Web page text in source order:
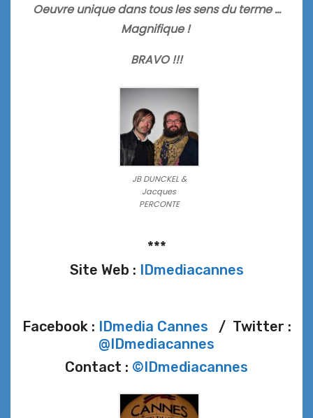
Oeuvre unique dans tous les sens du terme …
Magnifique !
BRAVO !!!
JB DUNCKEL &
Jacques
PERCONTE
***
Site Web : IDmediacannes
Facebook : IDmedia Cannes / Twitter :
@IDmediacannes
Contact : ©IDmediacannes